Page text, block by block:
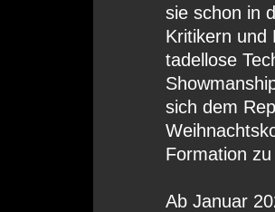
sie schon in
Kritikern und
tadellose
sich dem
Formation
Ab Januar